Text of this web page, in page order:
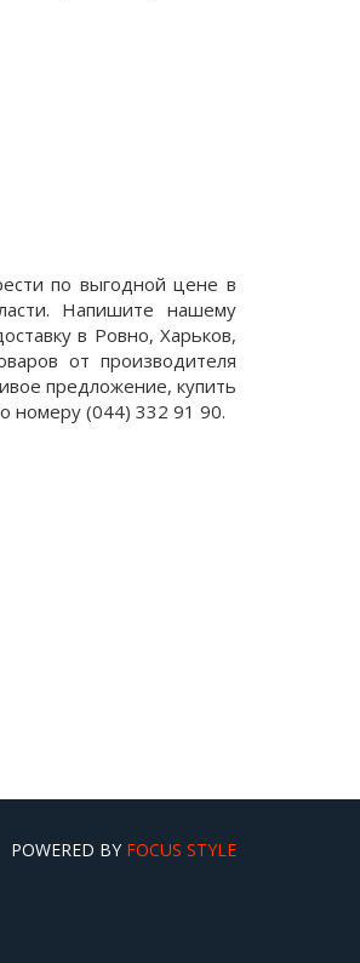
по выгодной цене в
Напишите нашему
в Ровно, Харьков,
от производителя
предложение, купить
номеру (044) 332 91 90.
POWERED BY FOCUS STYLE